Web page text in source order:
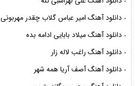
دانلود آهنگ امیر عباس گلاب چقدر مهربونی
دانلود آهنگ میلاد بابایی ادامه بده
دانلود آهنگ راغب لاله زار
دانلود آهنگ آصف آریا همه شهر